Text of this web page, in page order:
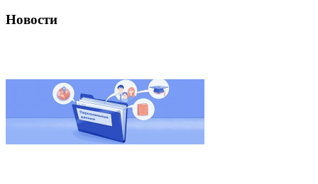
Новости